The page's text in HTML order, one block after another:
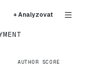
+ Analyzovat
AUTHOR SCORE